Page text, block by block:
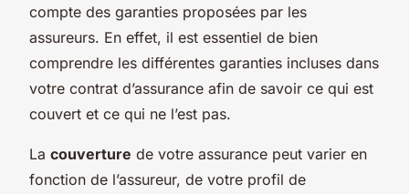
compte des garanties proposées par les
assureurs. En effet, il est essentiel de bien
comprendre les différentes garanties incluses dans
votre contrat d’assurance afin de savoir ce qui est
couvert et ce qui ne l’est pas.
La couverture de votre assurance peut varier en
fonction de l’assureur, de votre profil de